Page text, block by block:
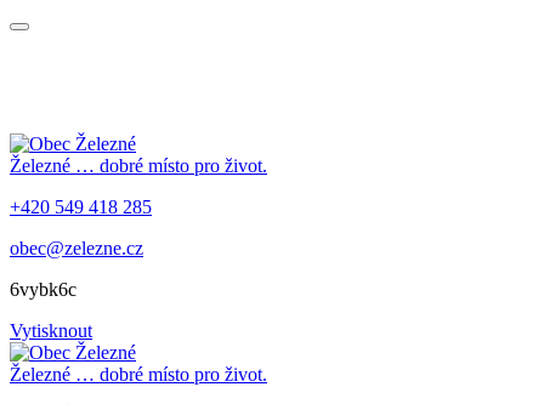
Železné … dobré místo pro život.
+420 549 418 285
obec@zelezne.cz
6vybk6c
Vytisknout
Železné … dobré místo pro život.